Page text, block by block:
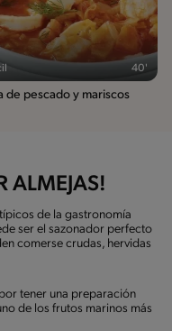
40'
de pescado y mariscos
ALMEJAS!
de la gastronomía
ser el sazonador perfecto
comerse crudas, hervidas
tener una preparación
de los frutos marinos más